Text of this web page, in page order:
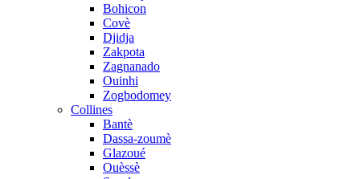
Bohicon
Covè
Djidja
Zakpota
Zagnanado
Ouinhi
Zogbodomey
Collines
Bantè
Dassa-zoumè
Glazoué
Ouèssè